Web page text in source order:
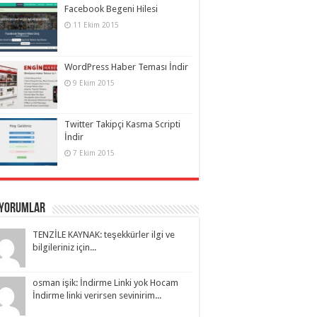
Facebook Begeni Hilesi
11 Ekim 2015
WordPress Haber Teması İndir
9 Ekim 2015
Twitter Takipçi Kasma Scripti
İndir
7 Ekim 2015
TENZİLE KAYNAK: teşekkürler ilgi ve
bilgileriniz için...
osman işik: İndirme Linki yok Hocam
İndirme linki verirsen sevinirim...